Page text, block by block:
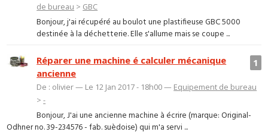
de bureau > GBC
Bonjour, j'ai récupéré au boulot une plastifieuse GBC 5000
destinée à la déchetterie. Elle s'allume mais se coupe ...
1
Réparer une machine é calculer mécanique
ancienne
De : olivier — Le 12 Jan 2017 - 18h00 — Equipement de bureau
>-
Bonjour, J'ai une ancienne machine à écrire (marque: Original-
Odhner no. 39-234576 - fab. suèdoise) qui m'a servi ...